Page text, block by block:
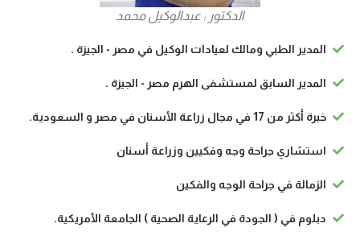
الدكتور : عبدالوكيل محمد
المدير الطبي ومالك لعيادات الوكيل في مصر - الجيزة .
المدير السابق لمستشفى الهرم مصر - الجيزة .
خبرة أكثر من 17 في مجال زراعة الأسنان في مصر و السعودية.
استشاري جراحة وجه وفكيين وزراعة أسنان
الزمالة في جراحة الوجه والفكين
دبلوم في ( الجودة في الرعاية الصحية ) الجامعة الأمريكية.